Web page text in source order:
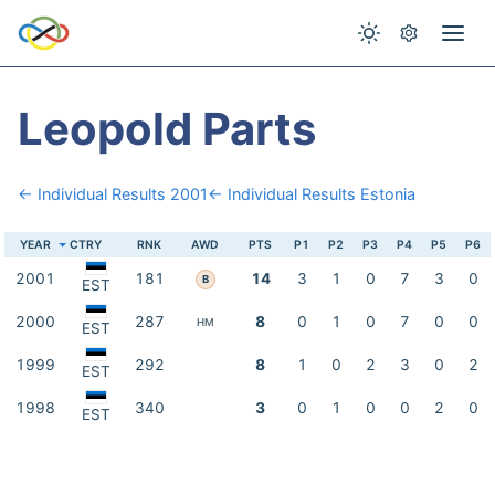
Leopold Parts
← Individual Results 2001← Individual Results Estonia
YEAR CTRY RNK AWD PTS P1 P2 P3 P4 P5 P6
2001 EST 181 B 14 3 1 0 7 3 0
2000 EST 287 HM 8 0 1 0 7 0 0
1999 EST 292 8 1 0 2 3 0 2
1998 EST 340 3 0 1 0 0 2 0